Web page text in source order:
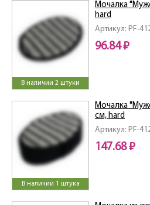
В наличии 2 штуки
Артикул: PF-
Мочалка
hard
96.84 ₽
В наличии 1 штука
Артикул: PF-
Мочалка
см, hard
147.68 ₽